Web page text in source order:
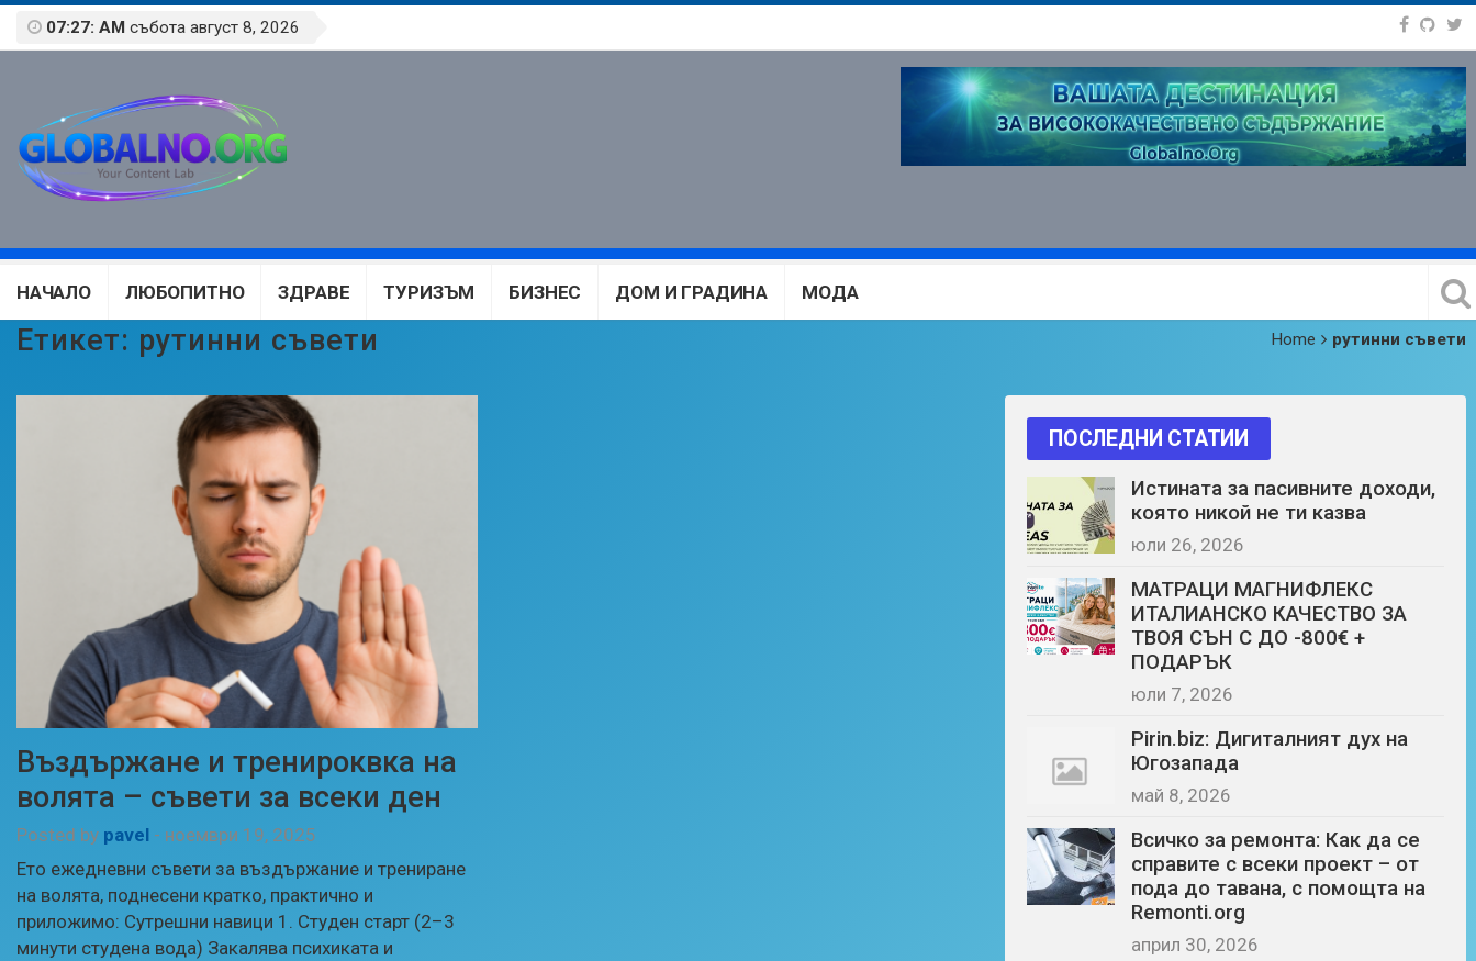
07:27: AM събота август 8, 2026
НАЧАЛО ЛЮБОПИТНО ЗДРАВЕ ТУРИЗЪМ БИЗНЕС ДОМ И ГРАДИНА МОДА
Етикет: рутинни съвети Home рутинни съвети
Въздържане и тренироквка на
волята – съвети за всеки ден
Posted by pavel - ноември 19, 2025
Ето ежедневни съвети за въздържание и трениране
на волята, поднесени кратко, практично и
приложимо: Сутрешни навици 1. Студен старт (2–3
минути студена вода) Закалява психиката и
ПОСЛЕДНИ СТАТИИ
Истината за пасивните доходи,
която никой не ти казва
юли 26, 2026
МАТРАЦИ МАГНИФЛЕКС
ИТАЛИАНСКО КАЧЕСТВО ЗА
ТВОЯ СЪН С ДО -800€ +
ПОДАРЪК
юли 7, 2026
Pirin.biz: Дигиталният дух на
Югозапада
май 8, 2026
Всичко за ремонта: Как да се
справите с всеки проект – от
пода до тавана, с помощта на
Remonti.org
април 30, 2026